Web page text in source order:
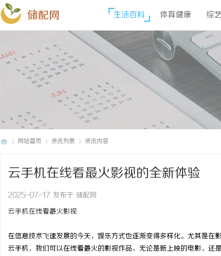
储配网 生活百科 体育健康 综
网站首页 资讯列表 资讯内容
云手机在线看最火影视的全新体验
2025-07-17 发布于 储配网
云手机在线看最火影视
在信息技术飞速发展的今天，娱乐方式也逐渐变得多样化。尤其是
云手机，我们可以在线看最火的影视作品，无论是新上映的电影，还